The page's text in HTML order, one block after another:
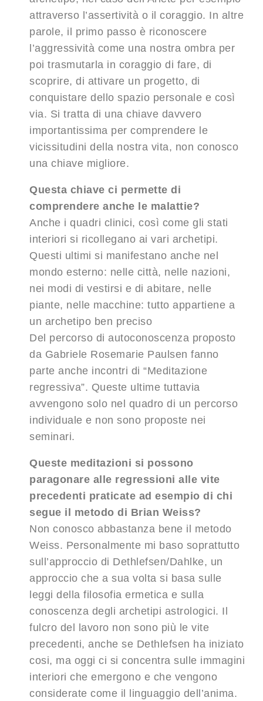
attraverso l’assertività o il coraggio. In altre
parole, il primo passo è riconoscere
l’aggressività come una nostra ombra per
poi trasmutarla in coraggio di fare, di
scoprire, di attivare un progetto, di
conquistare dello spazio personale e così
via. Si tratta di una chiave davvero
importantissima per comprendere le
vicissitudini della nostra vita, non conosco
una chiave migliore.
Questa chiave ci permette di
comprendere anche le malattie?
Anche i quadri clinici, così come gli stati
interiori si ricollegano ai vari archetipi.
Questi ultimi si manifestano anche nel
mondo esterno: nelle città, nelle nazioni,
nei modi di vestirsi e di abitare, nelle
piante, nelle macchine: tutto appartiene a
un archetipo ben preciso
Del percorso di autoconoscenza proposto
da Gabriele Rosemarie Paulsen fanno
parte anche incontri di “Meditazione
regressiva”. Queste ultime tuttavia
avvengono solo nel quadro di un percorso
individuale e non sono proposte nei
seminari.
Queste meditazioni si possono
paragonare alle regressioni alle vite
precedenti praticate ad esempio di chi
segue il metodo di Brian Weiss?
Non conosco abbastanza bene il metodo
Weiss. Personalmente mi baso soprattutto
sull’approccio di Dethlefsen/Dahlke, un
approccio che a sua volta si basa sulle
leggi della filosofia ermetica e sulla
conoscenza degli archetipi astrologici. Il
fulcro del lavoro non sono più le vite
precedenti, anche se Dethlefsen ha iniziato
cosi, ma oggi ci si concentra sulle immagini
interiori che emergono e che vengono
considerate come il linguaggio dell’anima.